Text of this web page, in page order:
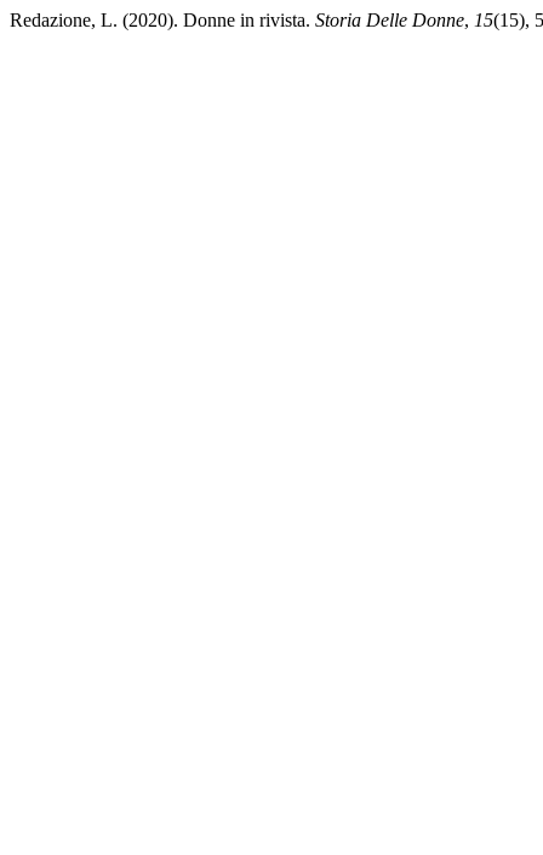
Redazione, L. (2020). Donne in rivista. Storia Delle Donne, 15(15),